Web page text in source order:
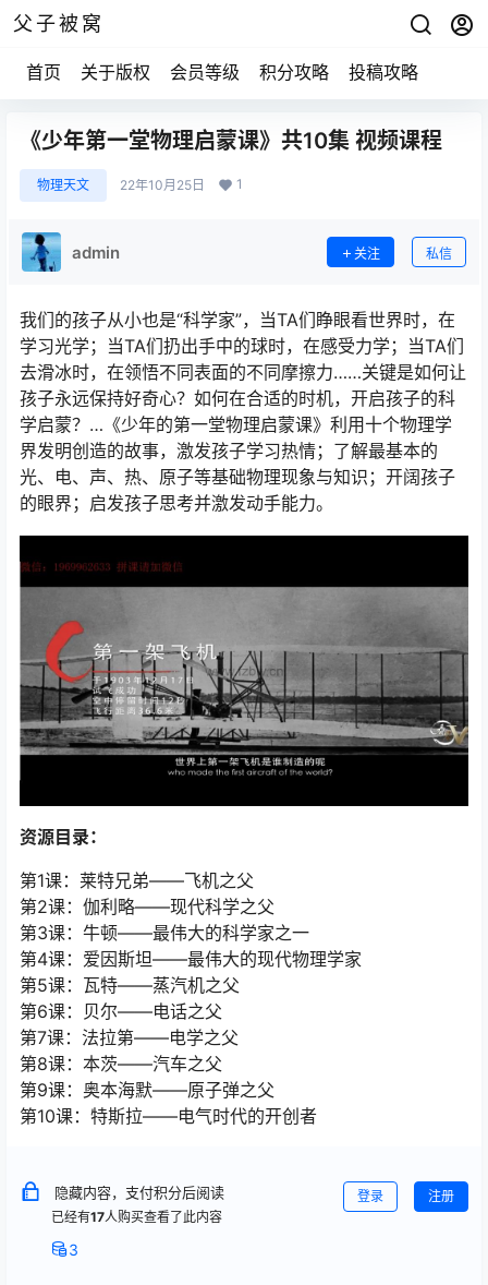
父子被窝
首页 关于版权 会员等级 积分攻略 投稿攻略
《少年第一堂物理启蒙课》共10集 视频课程
物理天文 22年10月25日 1
admin 关注 私信
我们的孩子从小也是“科学家”，当TA们睁眼看世界时，在
学习光学；当TA们扔出手中的球时，在感受力学；当TA们
去滑冰时，在领悟不同表面的不同摩擦力……关键是如何让
孩子永远保持好奇心？如何在合适的时机，开启孩子的科
学启蒙？…《少年的第一堂物理启蒙课》利用十个物理学
界发明创造的故事，激发孩子学习热情；了解最基本的
光、电、声、热、原子等基础物理现象与知识；开阔孩子
的眼界；启发孩子思考并激发动手能力。
资源目录：
第1课：莱特兄弟——飞机之父
第2课：伽利略——现代科学之父
第3课：牛顿——最伟大的科学家之一
第4课：爱因斯坦——最伟大的现代物理学家
第5课：瓦特——蒸汽机之父
第6课：贝尔——电话之父
第7课：法拉第——电学之父
第8课：本茨——汽车之父
第9课：奥本海默——原子弹之父
第10课：特斯拉——电气时代的开创者
隐藏内容，支付积分后阅读
已经有17人购买查看了此内容
3
登录 注册